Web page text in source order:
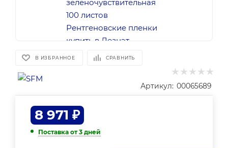
В ИЗБРАННОЕ СРАВНИТЬ
Артикул: 00065689
8 971 ₽
Поставка от 3 дней